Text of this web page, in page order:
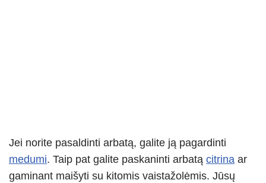
Jei norite pasaldinti arbatą, galite ją pagardinti
medumi. Taip pat galite paskaninti arbatą citrina ar
gaminant maišyti su kitomis vaistažolėmis. Jūsų